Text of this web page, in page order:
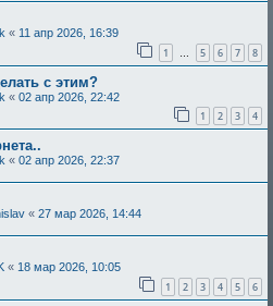
« 11 апр 2026, 16:39
1 … 5 6 7 8
с этим?
« 02 апр 2026, 22:42
1 2 3 4
« 02 апр 2026, 22:37
« 27 мар 2026, 14:44
« 18 мар 2026, 10:05
1 2 3 4 5 6